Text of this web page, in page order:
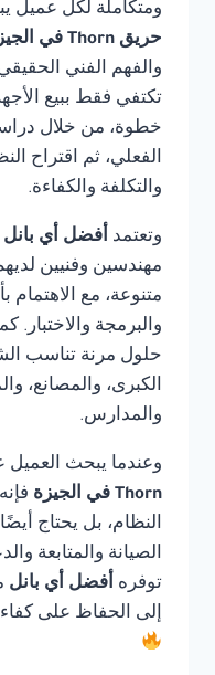
ومتكاملة لكل عميل
حريق Thorn في الجيزة
والفهم الفني
تكتفي فقط ببيع
خطوة، من خلال
الفعلي، ثم اقتراح
والتكلفة والكفاءة.
وتعتمد أفضل أي بانل
مهندسين وفنيين
متنوعة، مع الاهتمام
والبرمجة
حلول مرنة تناسب
الكبرى، والمصانع،
والمدارس.
وعندما يبحث العميل
Thorn في الجيزة
النظام، بل يحتاج
الصيانة والمتابعة
توفره أفضل أي بانل
إلى الحفاظ على